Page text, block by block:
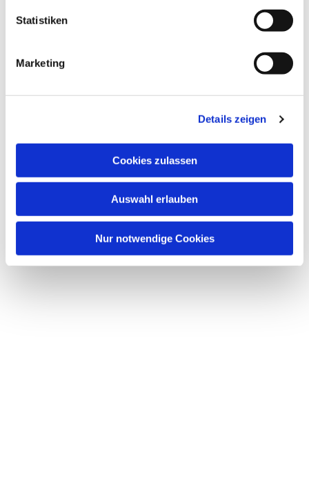
Statistiken
Marketing
Details zeigen
Cookies zulassen
Auswahl erlauben
Nur notwendige Cookies
Dies könnte Sie auch
interessieren